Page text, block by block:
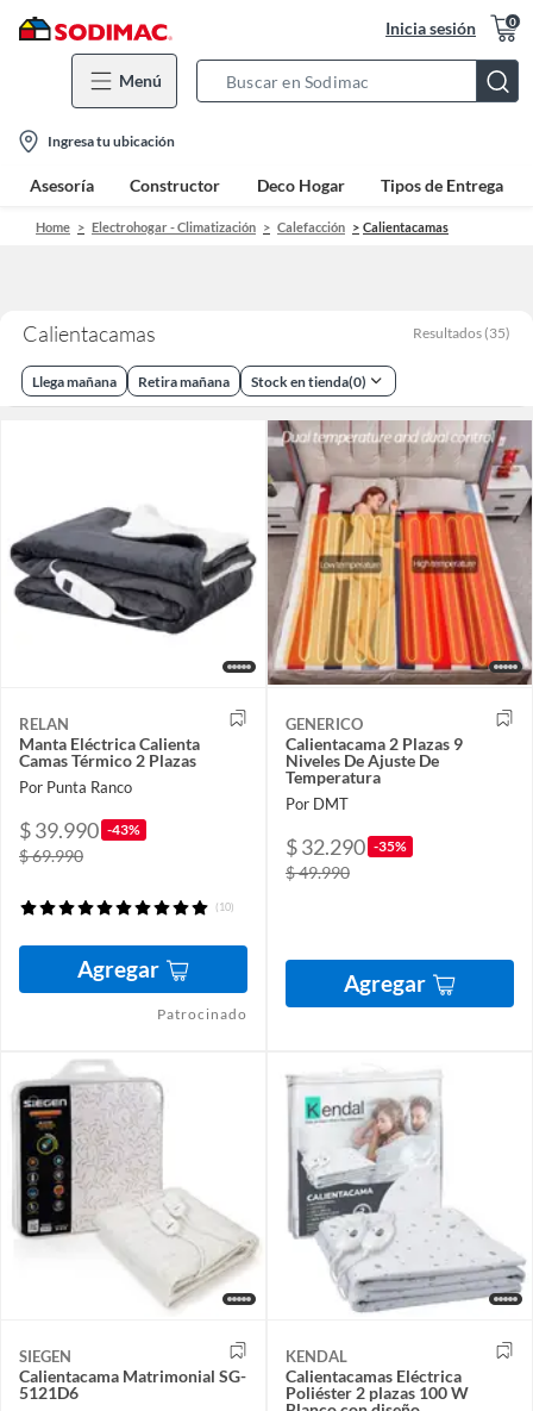
Inicia sesión 0
Menú
Bar
location-
icon
Ingresa tu ubicación
Asesoría Constructor Deco Hogar Tipos de Entrega
Home Electrohogar - Climatización Calefacción Calientacamas
Calientacamas Resultados (35)
Llega mañana Retira mañana Stock en tienda(0)
RELAN
Manta Eléctrica Calienta
Camas Térmico 2 Plazas
Por Punta Ranco
$ 39.990 -43%
$ 69.990
(10)
Agregar
Patrocinado
GENERICO
Calientacama 2 Plazas 9
Niveles De Ajuste De
Temperatura
Por DMT
$ 32.290 -35%
$ 49.990
Agregar
SIEGEN
Calientacama Matrimonial SG-
5121D6
KENDAL
Calientacamas Eléctrica
Poliéster 2 plazas 100 W